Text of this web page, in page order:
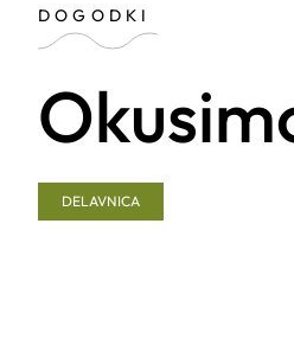
DOGODKI
DELAVNICA